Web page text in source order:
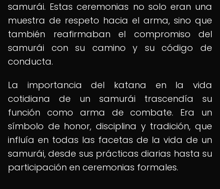
samurái. Estas ceremonias no solo eran una
muestra de respeto hacia el arma, sino que
también reafirmaban el compromiso del
samurái con su camino y su código de
conducta.
La importancia del katana en la vida
cotidiana de un samurái trascendía su
función como arma de combate. Era un
símbolo de honor, disciplina y tradición, que
influía en todas las facetas de la vida de un
samurái, desde sus prácticas diarias hasta su
participación en ceremonias formales.